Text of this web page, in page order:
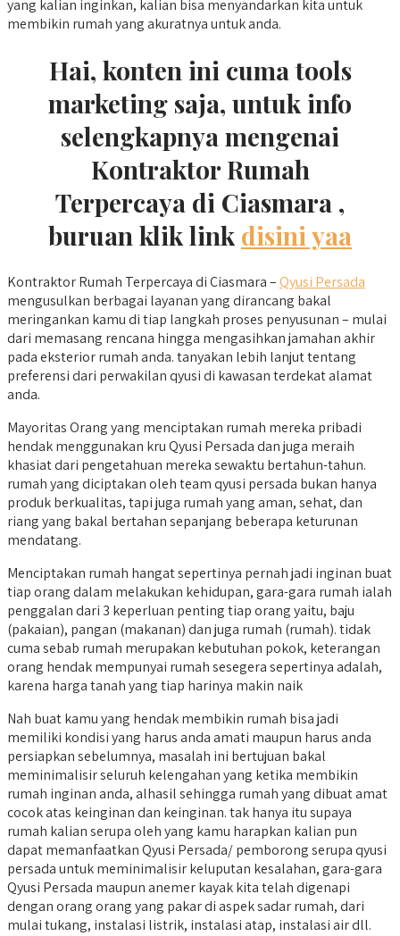
yang kalian inginkan, kalian bisa menyandarkan kita untuk
membikin rumah yang akuratnya untuk anda.
Hai, konten ini cuma tools
marketing saja, untuk info
selengkapnya mengenai
Kontraktor Rumah
Terpercaya di Ciasmara ,
buruan klik link disini yaa
Kontraktor Rumah Terpercaya di Ciasmara –Qyusi Persada
mengusulkan berbagai layanan yang dirancang bakal
meringankan kamu di tiap langkah proses penyusunan – mulai
dari memasang rencana hingga mengasihkan jamahan akhir
pada eksterior rumah anda. tanyakan lebih lanjut tentang
preferensi dari perwakilan qyusi di kawasan terdekat alamat
anda.
Mayoritas Orang yang menciptakan rumah mereka pribadi
hendak menggunakan kru Qyusi Persada dan juga meraih
khasiat dari pengetahuan mereka sewaktu bertahun-tahun.
rumah yang diciptakan oleh team qyusi persada bukan hanya
produk berkualitas, tapi juga rumah yang aman, sehat, dan
riang yang bakal bertahan sepanjang beberapa keturunan
mendatang.
Menciptakan rumah hangat sepertinya pernah jadi inginan buat
tiap orang dalam melakukan kehidupan, gara-gara rumah ialah
penggalan dari 3 keperluan penting tiap orang yaitu, baju
(pakaian), pangan (makanan) dan juga rumah (rumah). tidak
cuma sebab rumah merupakan kebutuhan pokok, keterangan
orang hendak mempunyai rumah sesegera sepertinya adalah,
karena harga tanah yang tiap harinya makin naik
Nah buat kamu yang hendak membikin rumah bisa jadi
memiliki kondisi yang harus anda amati maupun harus anda
persiapkan sebelumnya, masalah ini bertujuan bakal
meminimalisir seluruh kelengahan yang ketika membikin
rumah inginan anda, alhasil sehingga rumah yang dibuat amat
cocok atas keinginan dan keinginan. tak hanya itu supaya
rumah kalian serupa oleh yang kamu harapkan kalian pun
dapat memanfaatkan Qyusi Persada/ pemborong serupa qyusi
persada untuk meminimalisir keluputan kesalahan, gara-gara
Qyusi Persada maupun anemer kayak kita telah digenapi
dengan orang orang yang pakar di aspek sadar rumah, dari
mulai tukang, instalasi listrik, instalasi atap, instalasi air dll.